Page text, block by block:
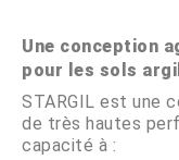
Une conception
pour les sols
STARGIL est une
de très hautes
capacité à :